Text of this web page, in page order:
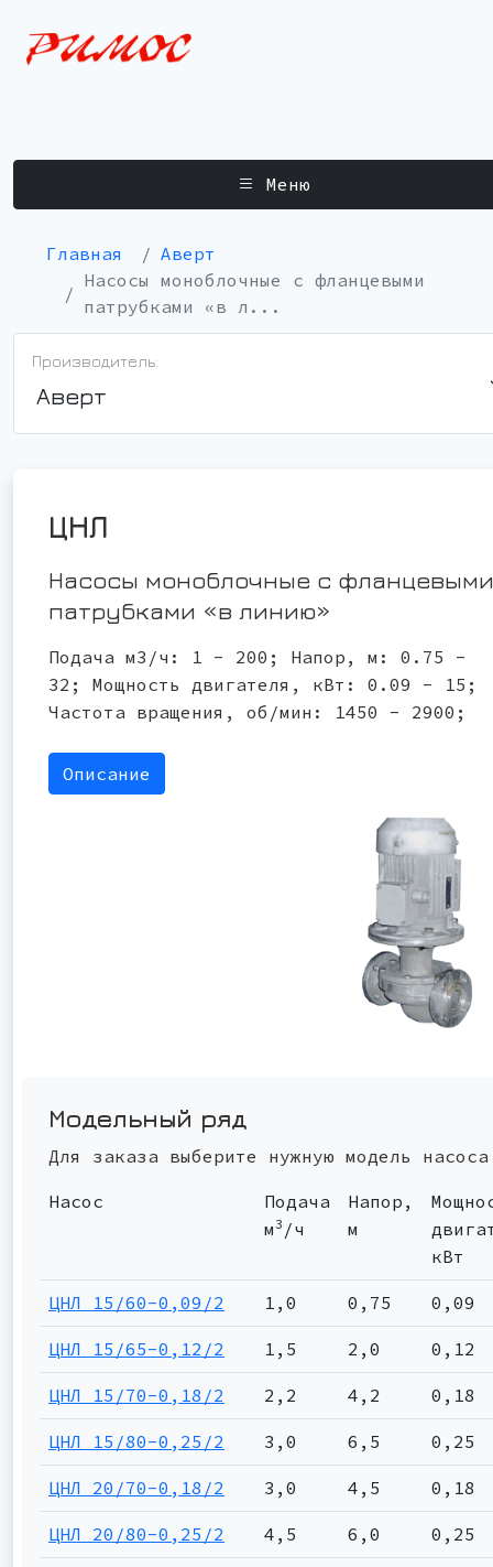
Меню
Главная
Аверт
Насосы моноблочные с фланцевыми
патрубками «в л...
Производитель:
Аверт
ЦНЛ
Насосы моноблочные с фланцевыми
патрубками «в линию»
Подача м3/ч: 1 - 200; Напор, м: 0.75 -
32; Мощность двигателя, кВт: 0.09 - 15;
Частота вращения, об/мин: 1450 - 2900;
Описание
Модельный ряд
Для заказа выберите нужную модель насоса
Насос
Подача
м3 /ч
Напор,
м
кВт
ЦНЛ 15/60-0,09/2 1,0 0,75 0,09
ЦНЛ 15/65-0,12/2 1,5 2,0 0,12
ЦНЛ 15/70-0,18/2 2,2 4,2 0,18
ЦНЛ 15/80-0,25/2 3,0 6,5 0,25
ЦНЛ 20/70-0,18/2 3,0 4,5 0,18
ЦНЛ 20/80-0,25/2 4,5 6,0 0,25